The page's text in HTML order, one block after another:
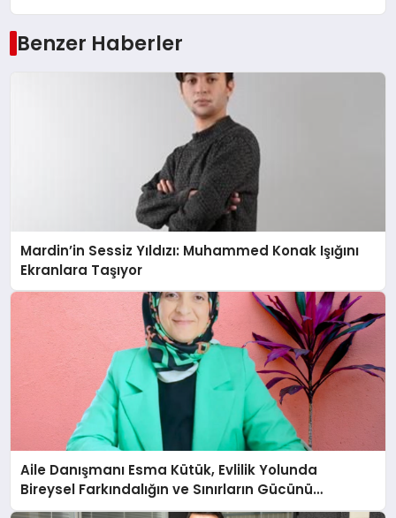
Benzer Haberler
Mardin’in Sessiz Yıldızı: Muhammed Konak Işığını
Ekranlara Taşıyor
Aile Danışmanı Esma Kütük, Evlilik Yolunda
Bireysel Farkındalığın ve Sınırların Gücünü
Anlatıyor